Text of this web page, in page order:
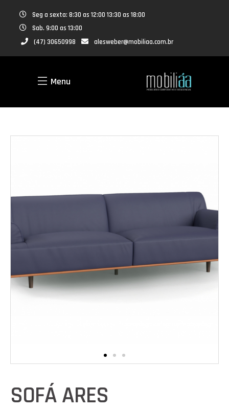
Seg a sexta: 8:30 as 12:00 13:30 as 18:00
Sab. 9:00 as 13:00
(47) 30650998
alesweber@mobiliaa.com.br
Menu
SOFÁ ARES